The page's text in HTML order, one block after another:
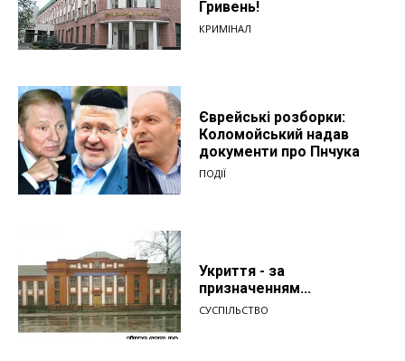
Гривень!
КРИМІНАЛ
Єврейські розборки:
Коломойський надав
документи про Пнчука
ПОДІЇ
Укриття - за
призначенням...
СУСПІЛЬСТВО